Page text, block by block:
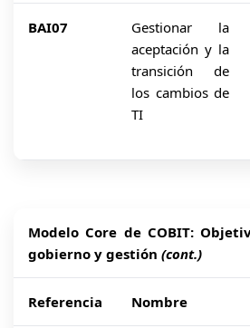
BAI07
Gestionar la
aceptación y la
transición de
los cambios de
TI
Modelo Core de COBIT:
gobierno y gestión (cont.)
Referencia Nombre